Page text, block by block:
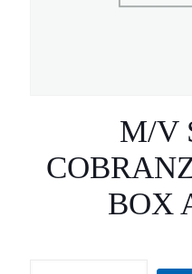
M/V
BOX